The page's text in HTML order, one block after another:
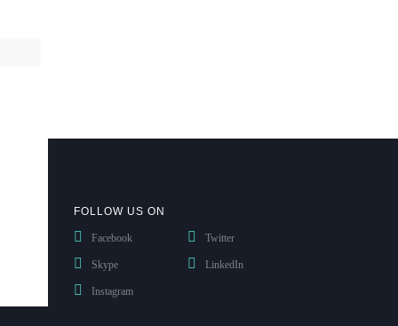
FOLLOW US ON
Facebook Twitter
Skype LinkedIn
Instagram